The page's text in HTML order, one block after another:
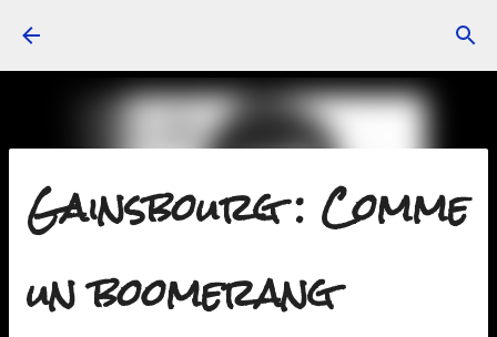
Gainsbourg : Comme
un boomerang